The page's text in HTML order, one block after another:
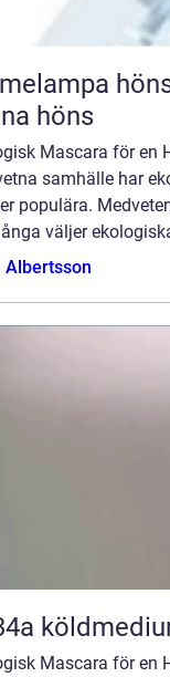
höns trygg värme för kycklingar
höns
Mascara för en
samhälle har
populära.
väljer
Albertsson
R134a
Mascara för en